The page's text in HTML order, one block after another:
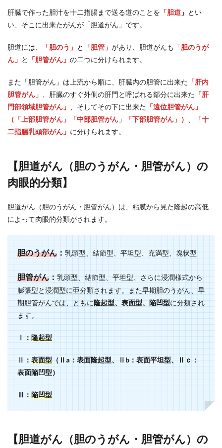
肝臓で作った胆汁を十二指腸まで送る道のことを 「胆道 」 とい
い、そこに出来たがんが「胆道がん」です。
胆道には、 「胆のう」 と 「胆管」 があり、胆道がんも 「胆のうが
ん」 と 「胆管がん」 の二つに分けられます。
また「胆管がん」は上流から順に、肝臓内の胆管に出来た 「肝内
胆管がん」
、肝臓のすぐ外側の肝門と呼ばれる部分に出来た 「肝
門部領域胆管がん」
、そしてその下に出来た 「遠位胆管がん」
（「上部胆管がん」「中部胆管がん」「下部胆管がん」）
「十
二指腸乳頭部がん」 に分けられます。
【胆道がん（胆のうがん・胆管がん）の
肉眼的分類】
胆道がん（胆のうがん・胆管がん）は、粘膜から見た隆起の高低
によって肉眼的分類がされます。
胆のうがん：乳頭型、結節型、平坦型、充満型、塊状型
胆管がん：乳頭型、結節型、平坦型、さらに浸潤様式から
膨張型と浸潤型に亜分類されます。また早期胆のうがん、早
期胆管がんでは、ともに隆起型、表面型、陥凹型に分類され
ます。
Ⅰ：隆起型
Ⅱ：表面型（Ⅱa：表面隆起型、Ⅱb：表面平坦型、Ⅱｃ：
表面陥凹型）
Ⅲ：陥凹型
【胆道がん（胆のうがん・胆管がん）の